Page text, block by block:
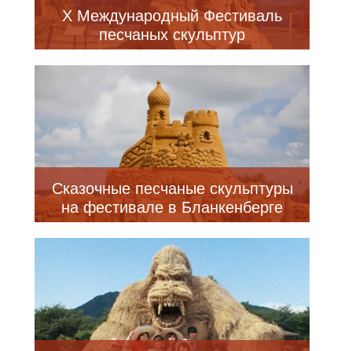
X Международный Фестиваль
песчаных скульптур
Сказочные песчаные скульптуры
на фестивале в Бланкенберге